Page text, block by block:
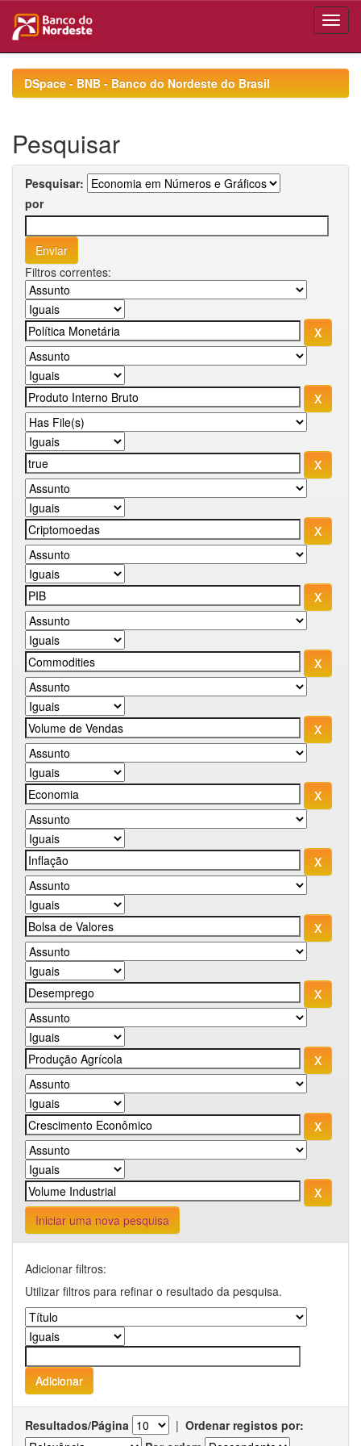
navigationDSpace - BNB - Banco do Nordeste do Brasil
Pesquisar
Pesquisar:
por
Filtros correntes:
Iniciar uma nova pesquisa
Adicionar filtros:
Utilizar filtros para refinar o resultado da pesquisa.
Resultados/Página | Ordenar registos por: